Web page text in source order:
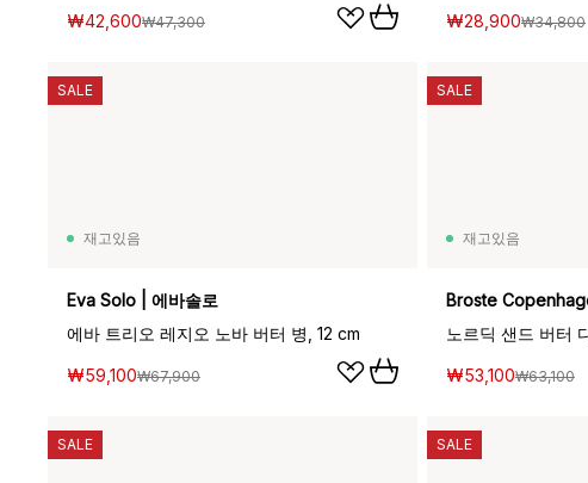
₩42,600₩47,300 ₩28,900₩34,800
재고있음
Eva Solo | 에바솔로
에바 트리오 레지오 노바 버터 병, 12 cm
₩59,100₩67,900
SALE
재고있음
Broste
노르딕 샌드 버터
₩53,100₩63,100
SALE
SALE SALE